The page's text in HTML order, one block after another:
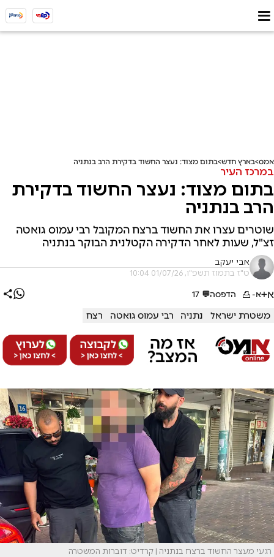
אמס בארץ חדש בתום מצוד: נעצר החשוד בדקירת הרב בנתניה
במרכז העיר
בתום מצוד: נעצר החשוד בדקירת
הרב בנתניה
שוטרים עצרו את החשוד ברצח המקובל רבי עמוס גואטה
זצ"ל, שעות לאחר הדקירה הקטלנית הבוקר בנתניה
אבי יעקב
ט"ז בתמוז תשפ"ו, 01/07/26 10:04
א+א- הדפסה💬
17
משטרת ישראל נתניה רבי עמוס גואטה רצח
רגעי מעצר החשוד ברצח בנתניה | קרדיט: דוברות המשטרה